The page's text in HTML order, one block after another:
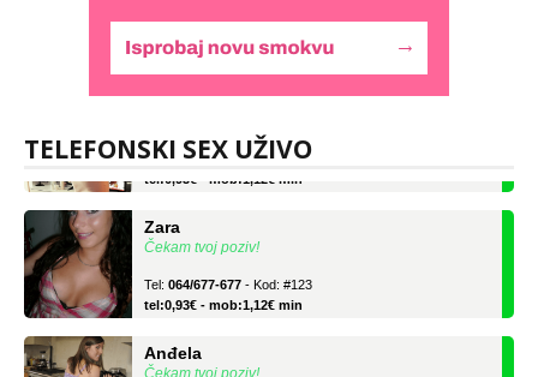
TELEFONSKI SEX UŽIVO
Tel:064/677-677 - Kod: #108
Čekam tvoj poziv!
tel:0,93€ - mob:1,12€ min
Čekam tvoj poziv!